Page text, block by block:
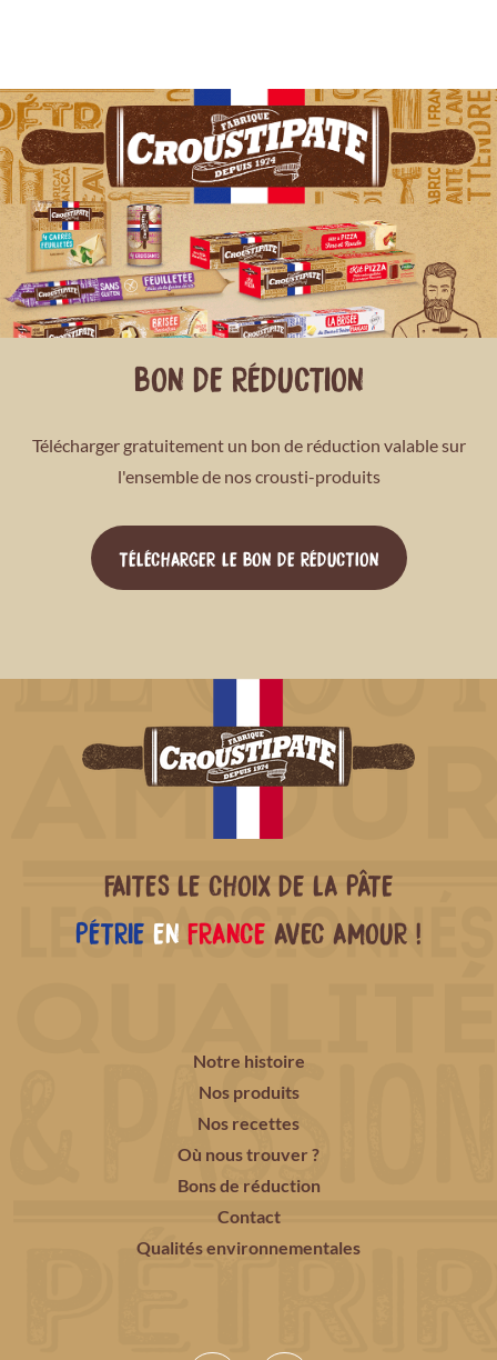
BON DE RÉDUCTION
Télécharger gratuitement un bon de réduction valable sur
l'ensemble de nos crousti-produits
TÉLÉCHARGER LE BON DE RÉDUCTION
FAITES LE CHOIX DE LA PÂTE
PÉTRIE EN FRANCE AVEC AMOUR !
Notre histoire
Nos produits
Nos recettes
Où nous trouver ?
Bons de réduction
Contact
Qualités environnementales